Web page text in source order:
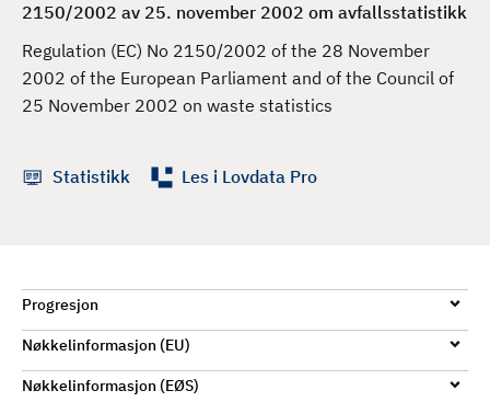
2150/2002 av 25. november 2002 om avfallsstatistikk
Regulation (EC) No 2150/2002 of the 28 November
2002 of the European Parliament and of the Council of
25 November 2002 on waste statistics
Statistikk Les i Lovdata Pro
Progresjon
Nøkkelinformasjon (EU)
Nøkkelinformasjon (EØS)